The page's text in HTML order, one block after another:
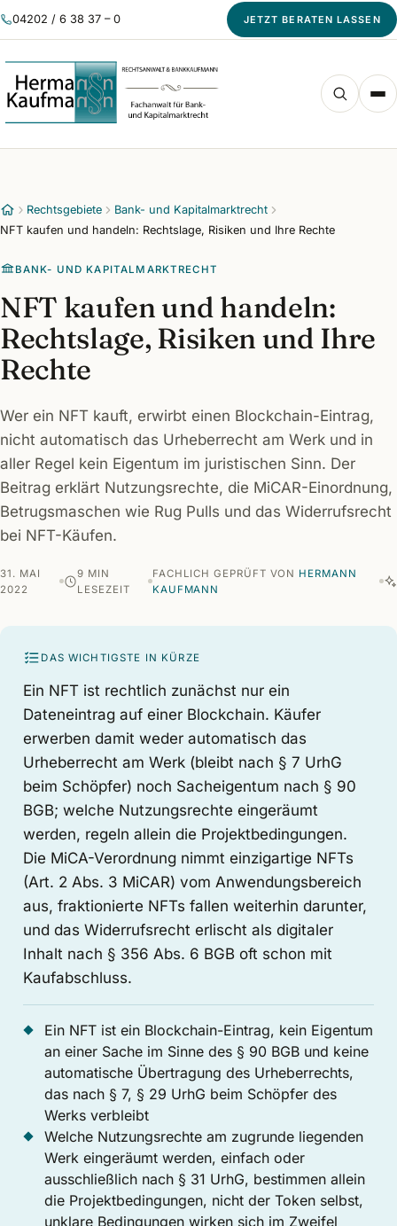
04202 / 6 38 37 – 0 JETZT BERATEN LASSEN
Rechtsgebiete
Bank- und Kapitalmarktrecht
NFT kaufen und handeln: Rechtslage, Risiken und Ihre Rechte
BANK- UND KAPITALMARKTRECHT
NFT kaufen und handeln:
Rechtslage, Risiken und Ihre
Rechte
Wer ein NFT kauft, erwirbt einen Blockchain-Eintrag,
nicht automatisch das Urheberrecht am Werk und in
aller Regel kein Eigentum im juristischen Sinn. Der
Beitrag erklärt Nutzungsrechte, die MiCAR-Einordnung,
Betrugsmaschen wie Rug Pulls und das Widerrufsrecht
bei NFT-Käufen.
31. MAI
2022
9 MIN
LESEZEIT
FACHLICH GEPRÜFT VON HERMANN
KAUFMANN
DAS WICHTIGSTE IN KÜRZE
Ein NFT ist rechtlich zunächst nur ein
Dateneintrag auf einer Blockchain. Käufer
erwerben damit weder automatisch das
Urheberrecht am Werk (bleibt nach § 7 UrhG
beim Schöpfer) noch Sacheigentum nach § 90
BGB; welche Nutzungsrechte eingeräumt
werden, regeln allein die Projektbedingungen.
Die MiCA-Verordnung nimmt einzigartige NFTs
(Art. 2 Abs. 3 MiCAR) vom Anwendungsbereich
aus, fraktionierte NFTs fallen weiterhin darunter,
und das Widerrufsrecht erlischt als digitaler
Inhalt nach § 356 Abs. 6 BGB oft schon mit
Kaufabschluss.
Ein NFT ist ein Blockchain-Eintrag, kein Eigentum
an einer Sache im Sinne des § 90 BGB und keine
automatische Übertragung des Urheberrechts,
das nach § 7, § 29 UrhG beim Schöpfer des
Werks verbleibt
Welche Nutzungsrechte am zugrunde liegenden
Werk eingeräumt werden, einfach oder
ausschließlich nach § 31 UrhG, bestimmen allein
die Projektbedingungen, nicht der Token selbst,
unklare Bedingungen wirken sich im Zweifel